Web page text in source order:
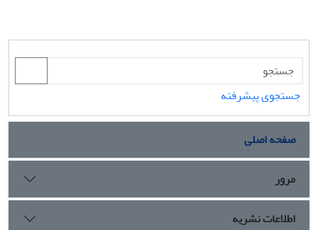
جستجوی پیشرفته
صفحه اصلی
مرور
اطلاعات نشریه